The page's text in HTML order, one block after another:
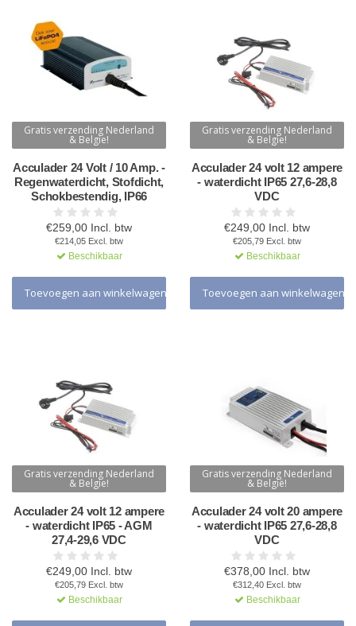
Gratis verzending Nederland
& Belgie!
Acculader 24 Volt / 10 Amp. -
Regenwaterdicht, Stofdicht,
Schokbestendig, IP66
€259,00 Incl. btw
€214,05 Excl. btw
Beschikbaar
Toevoegen aan winkelwagen
Gratis verzending Nederland
& Belgie!
Acculader 24 volt 12 ampere
- waterdicht IP65 27,6-28,8
VDC
€249,00 Incl. btw
€205,79 Excl. btw
Beschikbaar
Toevoegen aan winkelwagen
Gratis verzending Nederland
& Belgie!
Acculader 24 volt 12 ampere
- waterdicht IP65 - AGM
27,4-29,6 VDC
€249,00 Incl. btw
€205,79 Excl. btw
Beschikbaar
Gratis verzending Nederland
& België!
Acculader 24 volt 20 ampere
- waterdicht IP65 27,6-28,8
VDC
€378,00 Incl. btw
€312,40 Excl. btw
Beschikbaar